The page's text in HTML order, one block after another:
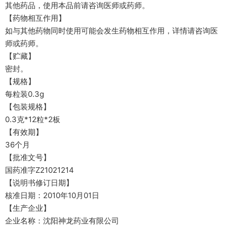
其他药品，使用本品前请咨询医师或药师。
【药物相互作用】
如与其他药物同时使用可能会发生药物相互作用，详情请咨询医
师或药师。
【贮藏】
密封。
【规格】
每粒装0.3g
【包装规格】
0.3克*12粒*2板
【有效期】
36个月
【批准文号】
国药准字Z21021214
【说明书修订日期】
核准日期：2010年10月01日
【生产企业】
企业名称：沈阳神龙药业有限公司